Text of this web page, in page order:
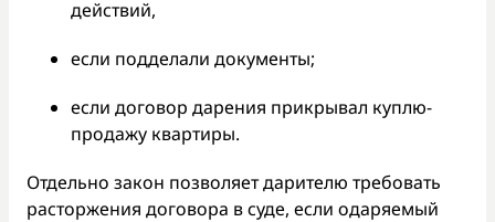
действий,
если подделали документы;
если договор дарения прикрывал куплю-
продажу квартиры.
Отдельно закон позволяет дарителю требовать
расторжения договора в суде, если одаряемый